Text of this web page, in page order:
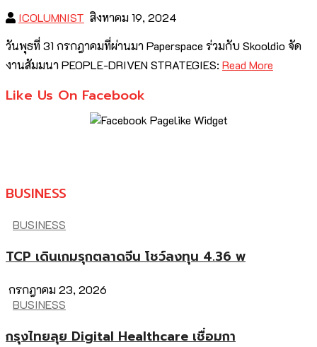
ICOLUMNIST สิงหาคม 19, 2024
วันพุธที่ 31 กรกฎาคมที่ผ่านมา Paperspace ร่วมกับ Skooldio จัด
งานสัมมนา PEOPLE-DRIVEN STRATEGIES: Read More
Like Us On Facebook
BUSINESS
BUSINESS
TCP เดินเกมรุกตลาดจีน โชว์ลงทุน 4.36 พ
กรกฎาคม 23, 2026
BUSINESS
กรุงไทยลุย Digital Healthcare เชื่อมกา